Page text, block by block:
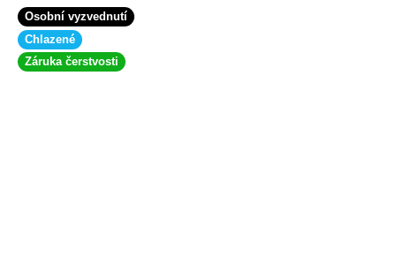
Osobní vyzvednutí
Chlazené
Záruka čerstvosti